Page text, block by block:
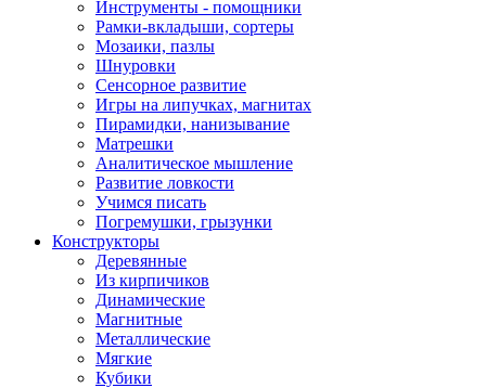
Инструменты - помощники
Рамки-вкладыши, сортеры
Мозаики, пазлы
Шнуровки
Сенсорное развитие
Игры на липучках, магнитах
Пирамидки, нанизывание
Матрешки
Аналитическое мышление
Развитие ловкости
Учимся писать
Погремушки, грызунки
Конструкторы
Деревянные
Из кирпичиков
Динамические
Магнитные
Металлические
Мягкие
Кубики